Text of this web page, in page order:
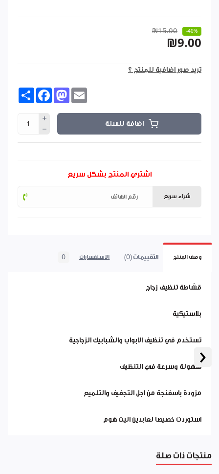
‹
₪15.00 -40%
₪9.00
تريد صور اضافية للمنتج ؟
Share FacebookMastodon
اضافة للسلة
اشتري المنتج بشكل سريع
شراء سريع
وصف المنتج التقييمات (0) الاستفسارات 0
قشاطة تنظيف زجاج
بلاستيكية
تستخدم في تنظيف الابواب والشبابيك الزجاجية
سهولة وسرعة في التنظيف
مزودة باسفنجة من اجل التجفيف والتلميع
استوردت خصيصا لعابدين اليت هوم
منتجات ذات صلة